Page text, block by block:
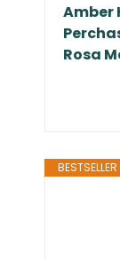
Amber
Rosa
BESTSELLER